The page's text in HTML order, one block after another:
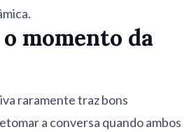
momento da
raramente traz bons
a conversa quando ambos